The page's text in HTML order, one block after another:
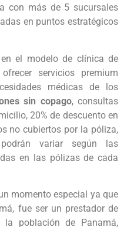
con más de 5 sucursales
en puntos estratégicos
el modelo de clínica de
servicios premium
médicas de los
sin copago, consultas
20% de descuento en
no cubiertos por la póliza,
variar según las
en las pólizas de cada
momento especial ya que
fue ser un prestador de
población de Panamá,